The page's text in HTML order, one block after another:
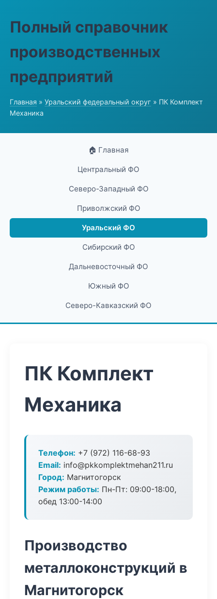
Полный справочник
производственных
предприятий
Главная » Уральский федеральный округ » ПК Комплект
Механика
🏠 Главная
Центральный ФО
Северо-Западный ФО
Приволжский ФО
Уральский ФО
Сибирский ФО
Дальневосточный ФО
Южный ФО
Северо-Кавказский ФО
ПК Комплект
Механика
Телефон: +7 (972) 116-68-93
Email: info@pkkomplektmehan211.ru
Город: Магнитогорск
Режим работы: Пн-Пт: 09:00-18:00,
обед 13:00-14:00
Производство
металлоконструкций в
Магнитогорск